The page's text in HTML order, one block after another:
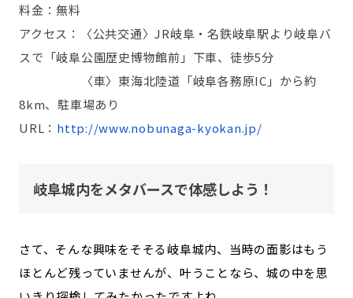
料金：無料
アクセス：〈公共交通〉JR岐阜・名鉄岐阜駅より岐阜バ
スで「岐阜公園歴史博物館前」下車、徒歩5分
〈車〉東海北陸道「岐阜各務原IC」から約
8km、駐車場あり
URL： http://www.nobunaga-kyokan.jp/
岐阜城内をメタバースで体感しよう！
さて、そんな興味をそそる岐阜城内、当時の面影はもう
ほとんど残っていませんが、叶うことなら、城の中を思